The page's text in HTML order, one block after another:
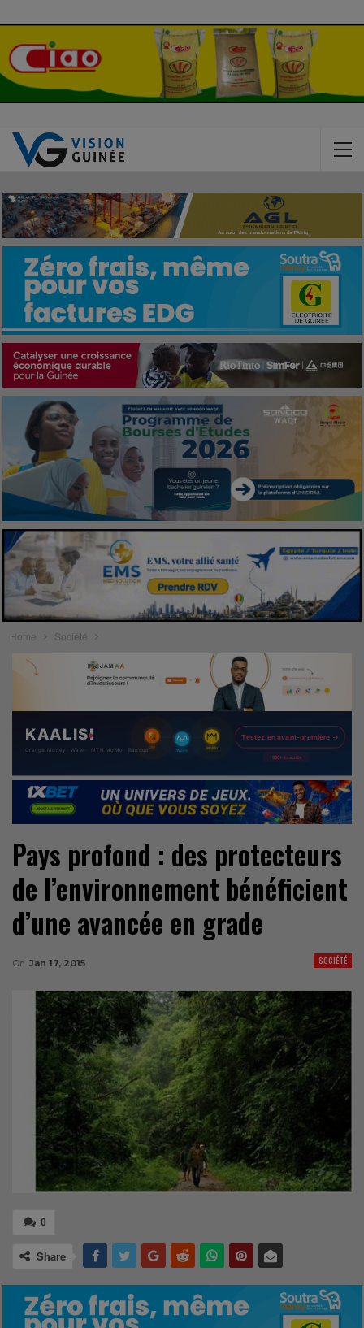
Home Société
Pays profond : des protecteurs
de l’environnement bénéficient
d’une avancée en grade
SOCIÉTÉ
On Jan 17, 2015
0
Share